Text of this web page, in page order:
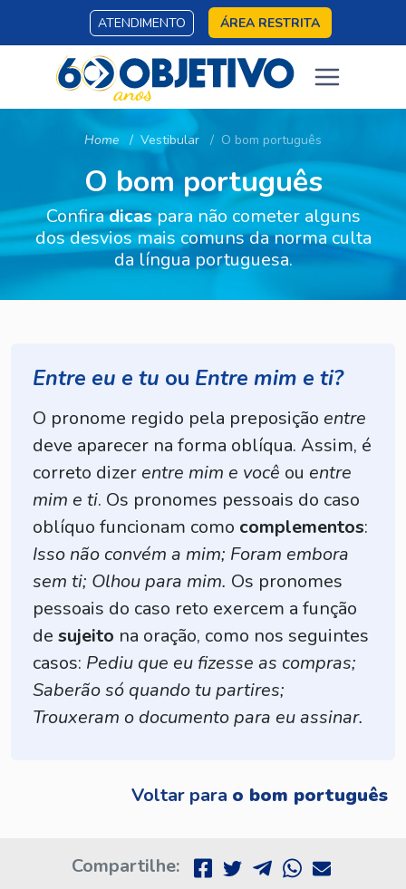
ATENDIMENTO ÁREA RESTRITA
Home Vestibular O bom português
O bom português
Confiradicaspara não cometer alguns
dos desvios mais comuns da norma culta
da língua portuguesa.
Entre eu e tu ou Entre mim e ti?
O pronome regido pela preposição entre
deve aparecer na forma oblíqua. Assim, é
correto dizer entre mim e você ou entre
mim e ti. Os pronomes pessoais do caso
oblíquo funcionam como complementos:
Isso não convém a mim; Foram embora
sem ti; Olhou para mim. Os pronomes
pessoais do caso reto exercem a função
de sujeito na oração, como nos seguintes
casos: Pediu que eu fizesse as compras;
Saberão só quando tu partires;
Trouxeram o documento para eu assinar.
Voltar para o bom português
Compartilhe: